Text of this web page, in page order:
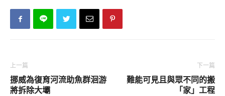
上一篇
挪威為復育河流助魚群洄游
將拆除大壩
下一篇
難能可見且與眾不同的搬
「家」工程